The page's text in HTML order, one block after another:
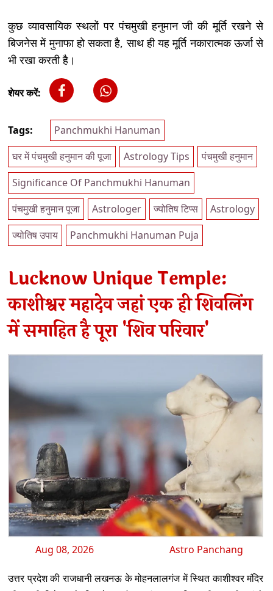
कुछ व्यावसायिक स्थलों पर पंचमुखी हनुमान जी की मूर्ति रखने से
बिजनेस में मुनाफा हो सकता है, साथ ही यह मूर्ति नकारात्मक ऊर्जा से
भी रखा करती है।
शेयर करें:
Tags:
Panchmukhi Hanuman
घर में पंचमुखी हनुमान की पूजा
Astrology Tips
पंचमुखी हनुमान
Significance Of Panchmukhi Hanuman
पंचमुखी हनुमान पूजा
Astrologer ज्योतिष टिप्स
Astrology
ज्योतिष उपाय
Panchmukhi Hanuman Puja
Lucknow Unique Temple:
काशीश्वर महादेव जहां एक ही शिवलिंग
में समाहित है पूरा 'शिव परिवार'
Aug 08, 2026 Astro Panchang
उत्तर प्रदेश की राजधानी लखनऊ के मोहनलालगंज में स्थित काशीश्वर मंदिर